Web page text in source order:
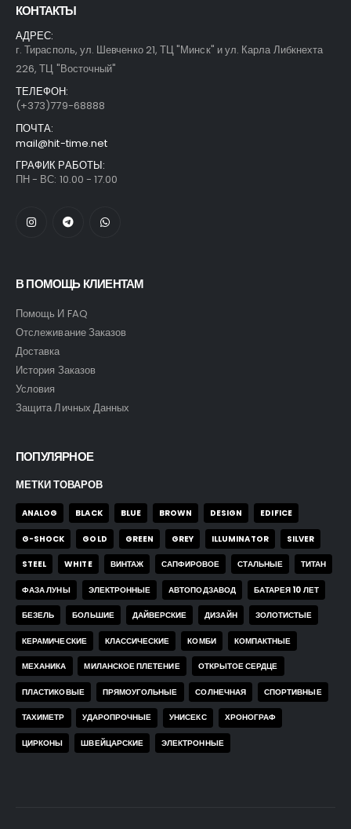
КОНТАКТЫ
АДРЕС:
г. Тирасполь, ул. Шевченко 21, ТЦ "Минск" и ул. Карла Либкнехта
226, ТЦ "Восточный"
ТЕЛЕФОН:
(+373)779-68888
ПОЧТА:
mail@hit-time.net
ГРАФИК РАБОТЫ:
ПН - ВС: 10.00 - 17.00
В ПОМОЩЬ КЛИЕНТАМ
Помощь И FAQ
Отслеживание Заказов
Доставка
История Заказов
Условия
Защита Личных Данных
ПОПУЛЯРНОЕ
МЕТКИ ТОВАРОВ
ANALOG BLACK BLUE BROWN DESIGN EDIFICE
G-SHOCK GOLD GREEN GREY ILLUMINATOR SILVER
STEEL WHITE ВИНТАЖ САПФИРОВОЕ СТАЛЬНЫЕ ТИТАН
ФАЗА ЛУНЫ ЭЛЕКТРОННЫЕ АВТОПОДЗАВОД БАТАРЕЯ 10 ЛЕТ
БЕЗЕЛЬ БОЛЬШИЕ ДАЙВЕРСКИЕ ДИЗАЙН ЗОЛОТИСТЫЕ
КЕРАМИЧЕСКИЕ КЛАССИЧЕСКИЕ КОМБИ КОМПАКТНЫЕ
МЕХАНИКА МИЛАНСКОЕ ПЛЕТЕНИЕ ОТКРЫТОЕ СЕРДЦЕ
ПЛАСТИКОВЫЕ ПРЯМОУГОЛЬНЫЕ СОЛНЕЧНАЯ СПОРТИВНЫЕ
ТАХИМЕТР УДАРОПРОЧНЫЕ УНИСЕКС ХРОНОГРАФ
ЦИРКОНЫ ШВЕЙЦАРСКИЕ ЭЛЕКТРОННЫЕ